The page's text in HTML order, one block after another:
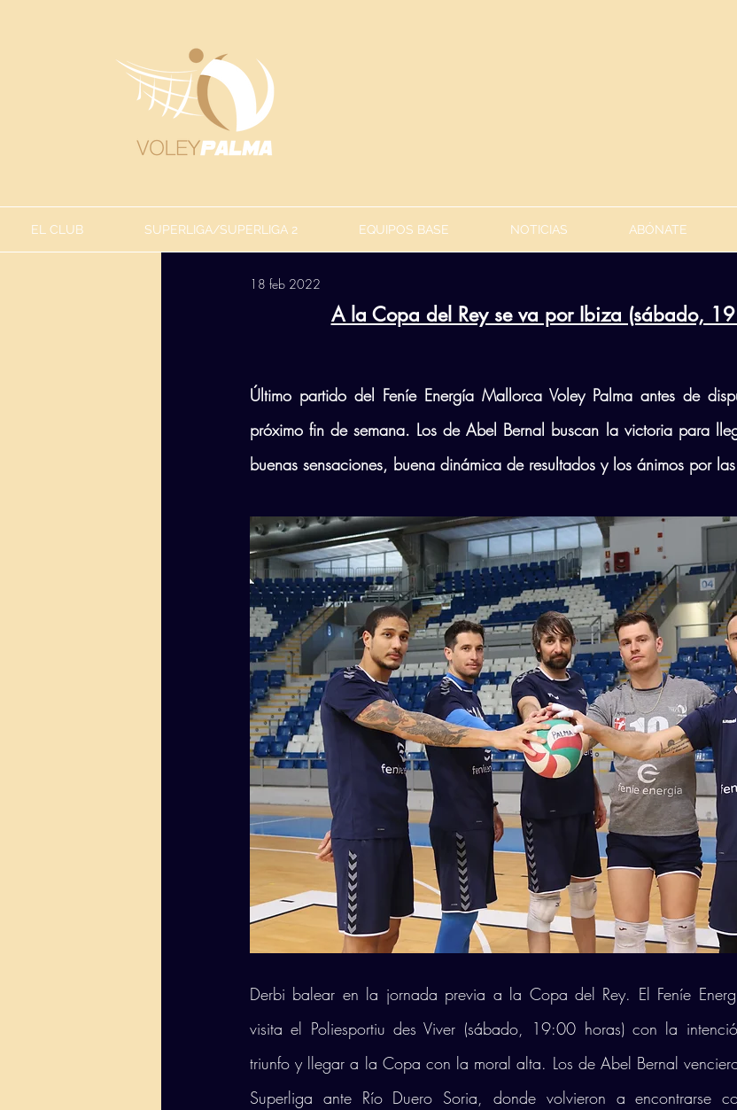
EL CLUB SUPERLIGA/SUPERLIGA 2 EQUIPOS BASE NOTICIAS ABÓNATE
18 feb 2022
A la Copa del Rey se va por Ibiza (sábado,
Último partido del Feníe Energía Mallorca Voley Palma antes de
próximo fin de semana. Los de Abel Bernal buscan la victoria para
buenas sensaciones, buena dinámica de resultados y los ánimos por
Derbi balear en la jornada previa a la Copa del Rey. El Feníe
visita el Poliesportiu des Viver (sábado, 19:00 horas) con la
triunfo y llegar a la Copa con la moral alta. Los de Abel Bernal
Superliga ante Río Duero Soria, donde volvieron a encontrarse